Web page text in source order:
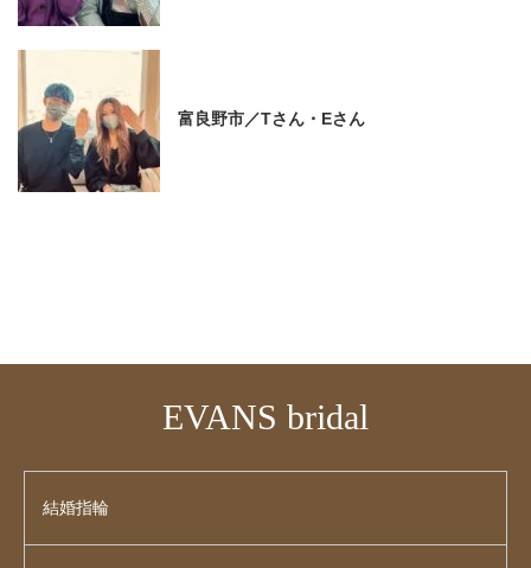
富良野市／Tさん・Eさん
EVANS bridal
結婚指輪